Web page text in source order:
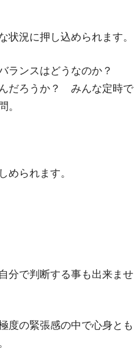
況に押し込められます。
ランスはどうなのか？
だろうか？ みんな定時で
。
められます。
分で判断する事も出来ませ
度の緊張感の中で心身とも